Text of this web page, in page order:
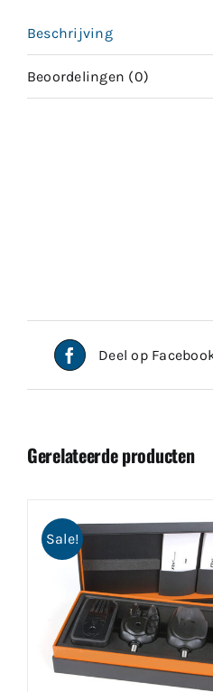
Beschrijving
Beoordelingen (0)
Deel op
Gerelateerde producten
Sale!